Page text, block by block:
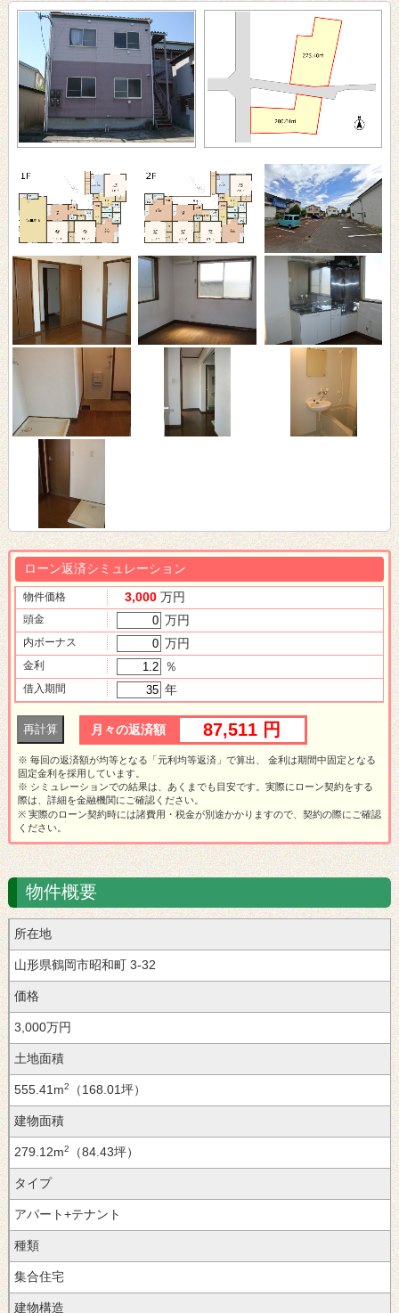
ローン返済シミュレーション
物件価格 3,000 万円
頭金 万円
内ボーナス 万円
金利 ％
借入期間 年
月々の返済額 87,511 円
※ 毎回の返済額が均等となる「元利均等返済」で算出、 金利は期間中固定となる
固定金利を採用しています。
※ シミュレーションでの結果は、あくまでも目安です。実際にローン契約をする
際は、詳細を金融機関にご確認ください。
※ 実際のローン契約時には諸費用・税金が別途かかりますので、契約の際にご確認
ください。
物件概要
所在地
山形県鶴岡市昭和町 3-32
価格
3,000万円
土地面積
555.41m2 （168.01坪）
建物面積
279.12m2 （84.43坪）
タイプ
アパート+テナント
種類
集合住宅
建物構造